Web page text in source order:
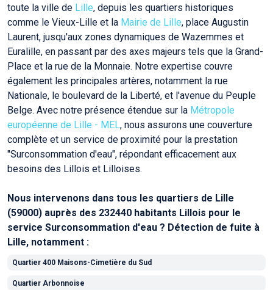
toute la ville de Lille, depuis les quartiers historiques
comme le Vieux-Lille et la Mairie de Lille, place Augustin
Laurent, jusqu'aux zones dynamiques de Wazemmes et
Euralille, en passant par des axes majeurs tels que la Grand-
Place et la rue de la Monnaie. Notre expertise couvre
également les principales artères, notamment la rue
Nationale, le boulevard de la Liberté, et l'avenue du Peuple
Belge. Avec notre présence étendue sur la Métropole
européenne de Lille - MEL, nous assurons une couverture
complète et un service de proximité pour la prestation
"Surconsommation d'eau", répondant efficacement aux
besoins des Lillois et Lilloises.
Nous intervenons dans tous les quartiers de Lille
(59000) auprès des 232440 habitants Lillois pour le
service Surconsommation d'eau ? Détection de fuite à
Lille, notamment :
Quartier 400 Maisons-Cimetière du Sud
Quartier Arbonnoise